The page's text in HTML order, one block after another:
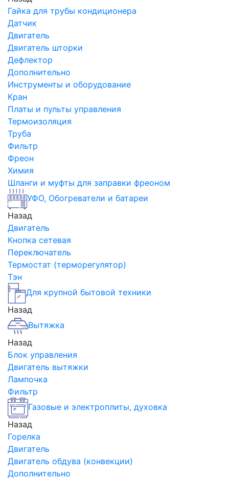
Гайка для трубы кондиционера
Датчик
Двигатель
Двигатель шторки
Дефлектор
Дополнительно
Инструменты и оборудование
Кран
Платы и пульты управления
Термоизоляция
Труба
Фильтр
Фреон
Химия
Шланги и муфты для заправки фреоном
УФО, Обогреватели и батареи
Назад
Двигатель
Кнопка сетевая
Переключатель
Термостат (терморегулятор)
Тэн
Для крупной бытовой техники
Назад
Вытяжка
Назад
Блок управления
Двигатель вытяжки
Лампочка
Фильтр
Газовые и электроплиты, духовка
Назад
Горелка
Двигатель
Двигатель обдува (конвекции)
Дополнительно